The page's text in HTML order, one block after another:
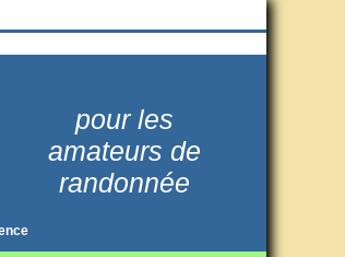
pour les
amateurs de
randonnée